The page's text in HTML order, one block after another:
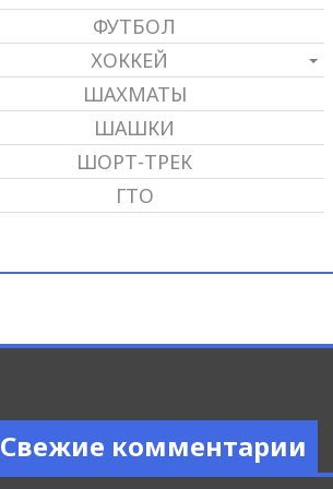
ФУТБОЛ
ХОККЕЙ
ШАХМАТЫ
ШАШКИ
ШОРТ-ТРЕК
ГТО
Свежие комментарии